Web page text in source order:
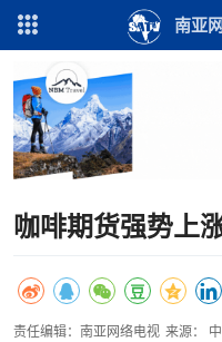
南亚
咖啡期货强势上
责任编辑：南亚网络电视 来源：